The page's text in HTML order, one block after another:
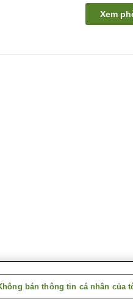
Xem
bán thông tin cá nhân của